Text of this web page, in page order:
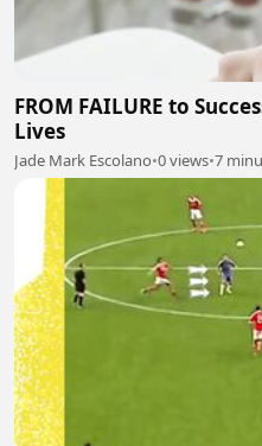
FROM FAILURE to
Lives
Jade Mark Escolano•0 views•7